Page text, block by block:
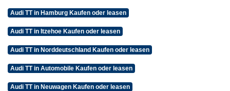
Audi TT in Hamburg Kaufen oder leasen
Audi TT in Itzehoe Kaufen oder leasen
Audi TT in Norddeutschland Kaufen oder leasen
Audi TT in Automobile Kaufen oder leasen
Audi TT in Neuwagen Kaufen oder leasen